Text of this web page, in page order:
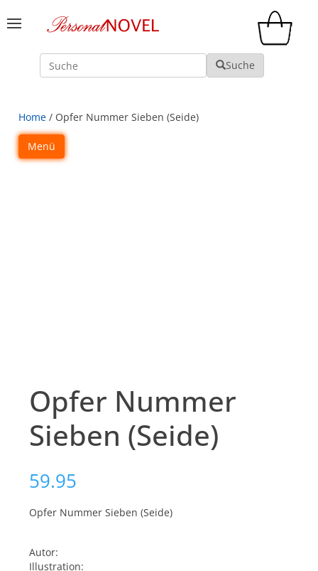
Suche Suche
Home / Opfer Nummer Sieben (Seide)
Menü
Opfer Nummer
Sieben (Seide)
59.95
Opfer Nummer Sieben (Seide)
Autor:
Illustration: